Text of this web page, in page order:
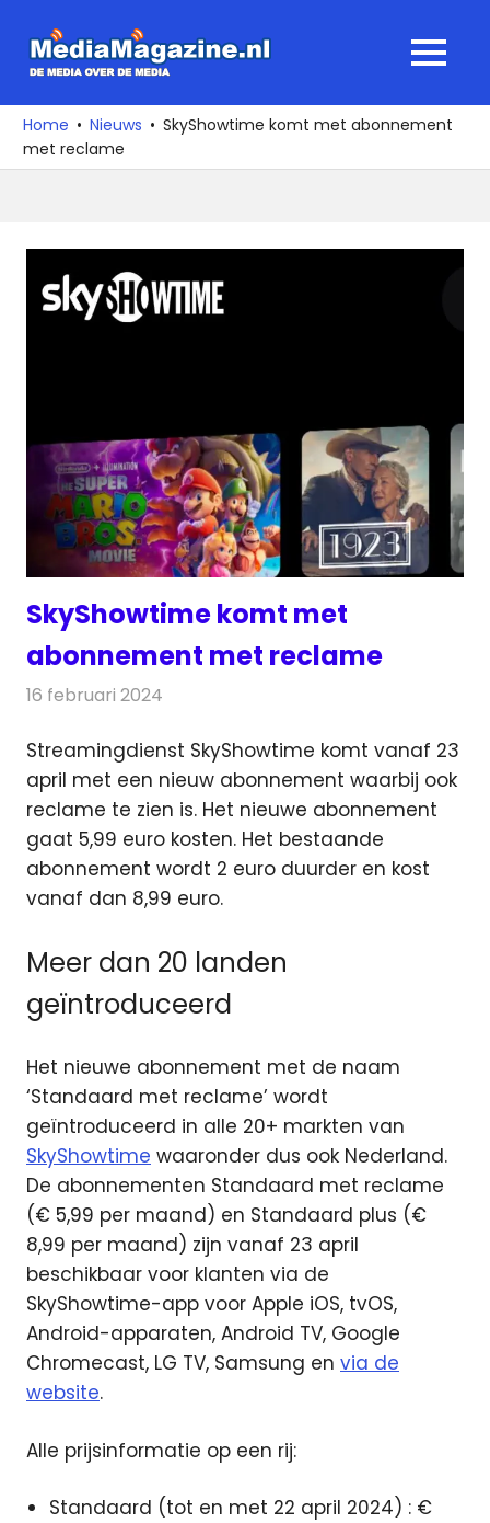
naar
media
over
de
MENU
Home Nieuws
SkyShowtime komt met abonnement
met reclame
SkyShowtime komt met
abonnement met reclame
16 februari 2024
Streamingdienst SkyShowtime komt vanaf 23
april met een nieuw abonnement waarbij ook
reclame te zien is. Het nieuwe abonnement
gaat 5,99 euro kosten. Het bestaande
abonnement wordt 2 euro duurder en kost
vanaf dan 8,99 euro.
Meer dan 20 landen
geïntroduceerd
Het nieuwe abonnement met de naam
‘Standaard met reclame’ wordt
geïntroduceerd in alle 20+ markten van
SkyShowtime waaronder dus ook Nederland.
De abonnementen Standaard met reclame
(€ 5,99 per maand) en Standaard plus (€
8,99 per maand) zijn vanaf 23 april
beschikbaar voor klanten via de
SkyShowtime-app voor Apple iOS, tvOS,
Android-apparaten, Android TV, Google
Chromecast, LG TV, Samsung en via de
website.
Alle prijsinformatie op een rij:
Standaard (tot en met 22 april 2024) : €